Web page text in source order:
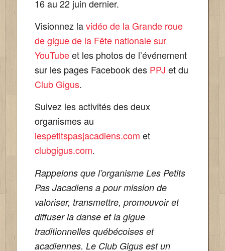
16 au 22 juin dernier.
Visionnez lavidéo de la Grande roue
de gigue de la Fête nationale sur
YouTubeet les photos de l’événement
sur les pages Facebook desPPJ et du
Club Gigus.
Suivez les activités des deux
organismes au
lespetitspasjacadiens.com et
clubgigus.com.
Rappelons que l’organisme Les Petits
Pas Jacadiens a pour mission de
valoriser, transmettre, promouvoir et
diffuser la danse et la gigue
traditionnelles québécoises et
acadiennes. Le Club Gigus est un